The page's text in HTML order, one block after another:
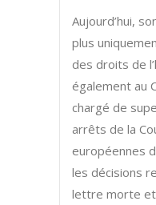
Aujourd’hui,
plus
des droits de
également au
chargé de
arrêts de la
européennes
les décisions
lettre morte et